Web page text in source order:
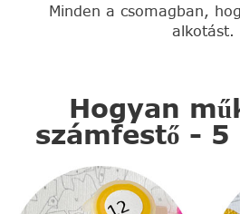
Minden a csomagban,
alkotást.
Hogyan
számfestő - 5